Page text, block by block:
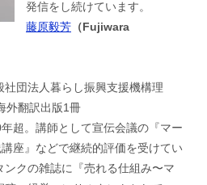
発信をし続けています。
藤原毅芳 （Fujiwara
団法人暮らし振興支援機構理
外翻訳出版1冊
超。講師として宣伝会議の『マー
座』などで継続的評価を受けてい
ンクの雑誌に『売れる仕組み〜マ